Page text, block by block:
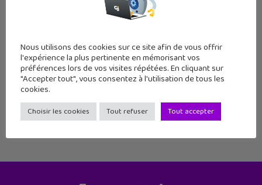
5 6
16 17 18 19 20 21 22
Nous utilisons des cookies sur ce site afin de vous offrir
l'expérience la plus pertinente en mémorisant vos
préférences lors de vos visites répétées. En cliquant sur
"Accepter tout", vous consentez à l'utilisation de tous les
cookies.
Choisir les cookies Tout refuser Tout accepter